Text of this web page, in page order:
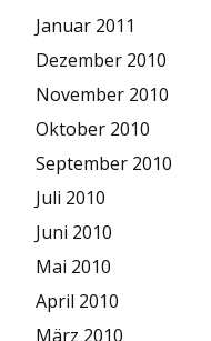
Januar 2011
Dezember 2010
November 2010
Oktober 2010
September 2010
Juli 2010
Juni 2010
Mai 2010
April 2010
März 2010